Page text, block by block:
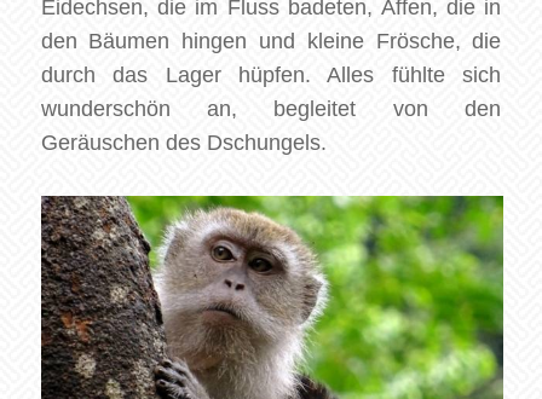
Eidechsen, die im Fluss badeten, Affen, die in
den Bäumen hingen und kleine Frösche, die
durch das Lager hüpfen. Alles fühlte sich
wunderschön an, begleitet von den
Geräuschen des Dschungels.